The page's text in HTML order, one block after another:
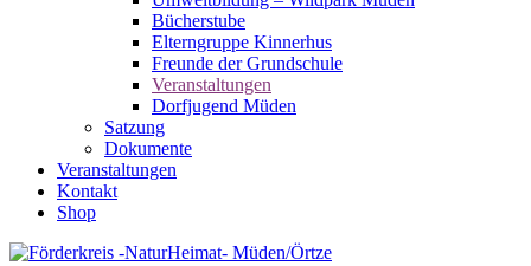
Bücherstube
Elterngruppe Kinnerhus
Freunde der Grundschule
Veranstaltungen
Dorfjugend Müden
Satzung
Dokumente
Veranstaltungen
Kontakt
Shop